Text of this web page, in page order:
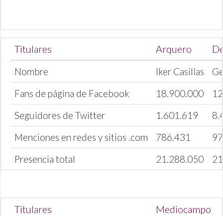
Titulares Arquero
Nombre Iker Casillas
Fans de página de Facebook
18.900.000
Seguidores de Twitter
1.601.619
Menciones en redes y sitios .com
786.431
Presencia total
21.288.050
Titulares Mediocampo